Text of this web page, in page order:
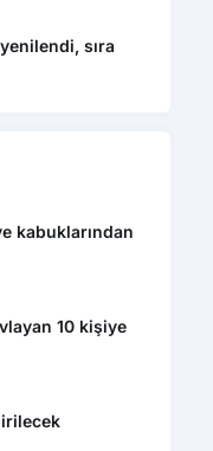
sıra
kabuklarından
10 kişiye